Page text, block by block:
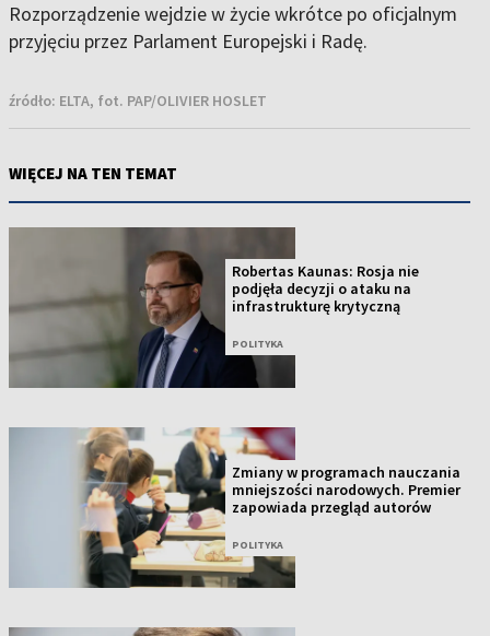
Rozporządzenie wejdzie w życie wkrótce po oficjalnym
przyjęciu przez Parlament Europejski i Radę.
źródło: ELTA, fot. PAP/OLIVIER HOSLET
WIĘCEJ NA TEN TEMAT
Robertas Kaunas: Rosja nie
podjęła decyzji o ataku na
infrastrukturę krytyczną
POLITYKA
Zmiany w programach nauczania
mniejszości narodowych. Premier
zapowiada przegląd autorów
POLITYKA